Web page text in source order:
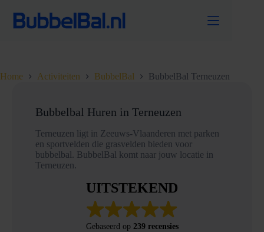
naar
Home Activiteiten BubbelBal BubbelBal Terneuzen
Bubbelbal Huren in Terneuzen
Terneuzen ligt in Zeeuws-Vlaanderen met parken
en sportvelden die grasvelden bieden voor
bubbelbal. BubbelBal komt naar jouw locatie in
Terneuzen.
UITSTEKEND
Gebaseerd op 239 recensies